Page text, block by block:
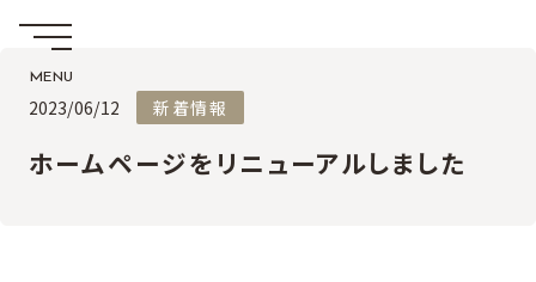
2023/06/12 新着情報
ホームページをリニューアルしました